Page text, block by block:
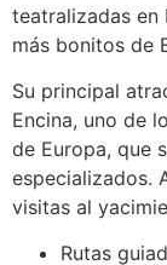
teatralizadas en
más bonitos de
Su principal
Encina, uno de
de Europa, que
especializados.
visitas al
Rutas